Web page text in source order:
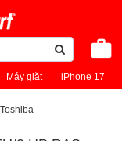
Máy giặt iPhone 17